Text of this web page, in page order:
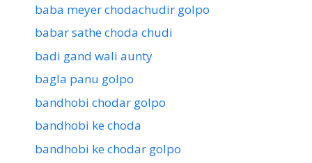
baba meyer chodachudir golpo
babar sathe choda chudi
badi gand wali aunty
bagla panu golpo
bandhobi chodar golpo
bandhobi ke choda
bandhobi ke chodar golpo